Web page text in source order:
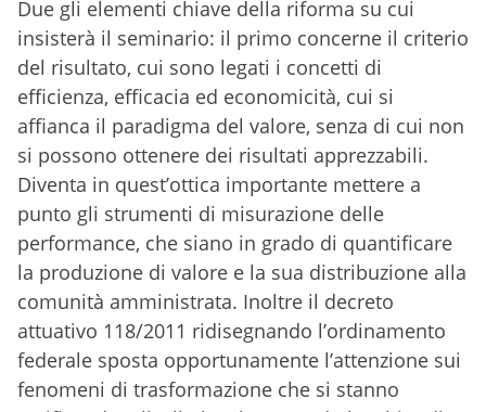
Due gli elementi chiave della riforma su cui
insisterà il seminario: il primo concerne il criterio
del risultato, cui sono legati i concetti di
efficienza, efficacia ed economicità, cui si
affianca il paradigma del valore, senza di cui non
si possono ottenere dei risultati apprezzabili.
Diventa in quest’ottica importante mettere a
punto gli strumenti di misurazione delle
performance, che siano in grado di quantificare
la produzione di valore e la sua distribuzione alla
comunità amministrata. Inoltre il decreto
attuativo 118/2011 ridisegnando l’ordinamento
federale sposta opportunamente l’attenzione sui
fenomeni di trasformazione che si stanno